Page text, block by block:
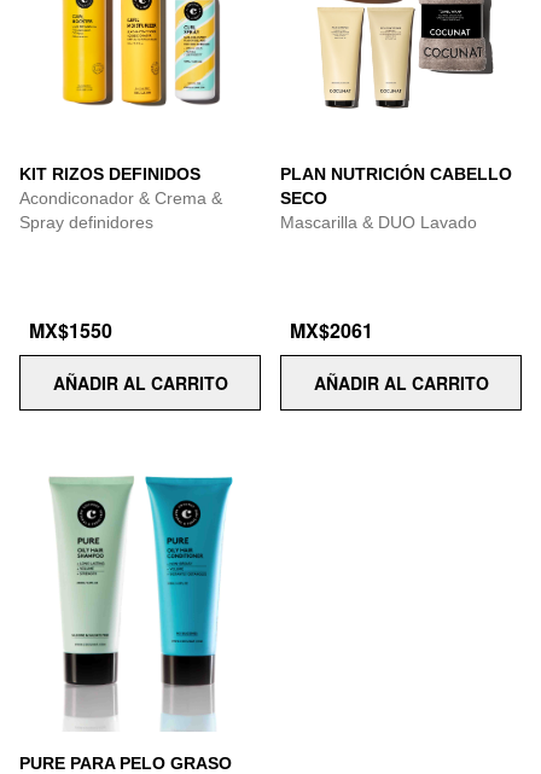
KIT RIZOS DEFINIDOS
Acondiconador & Crema &
Spray definidores
MX$1550
AÑADIR AL CARRITO
PLAN NUTRICIÓN CABELLO
SECO
Mascarilla & DUO Lavado
MX$2061
AÑADIR AL CARRITO
PURE PARA PELO GRASO